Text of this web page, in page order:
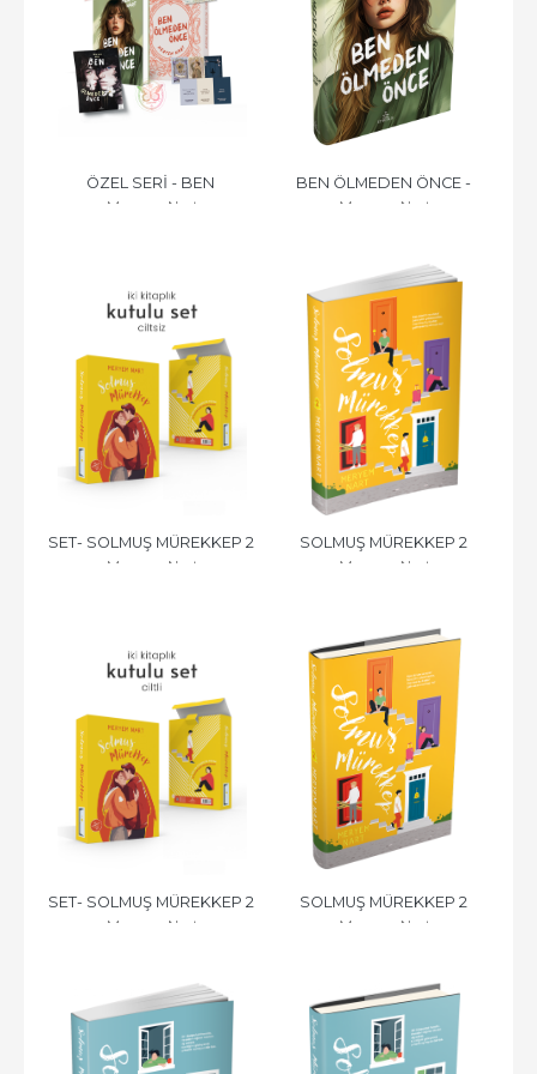
ÖZEL SERİ - BEN
Meryem Nart
BEN ÖLMEDEN ÖNCE -
Meryem Nart
SET- SOLMUŞ MÜREKKEP 2
Meryem Nart
SOLMUŞ MÜREKKEP 2
Meryem Nart
SET- SOLMUŞ MÜREKKEP 2
Meryem Nart
SOLMUŞ MÜREKKEP 2
Meryem Nart